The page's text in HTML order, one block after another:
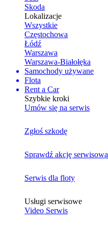
Skoda
Lokalizacje
Wszystkie
Częstochowa
Łódź
Warszawa
Warszawa-Białołęka
Samochody używane
Flota
Rent a Car
Szybkie kroki
Umów się na serwis
Zgłoś szkodę
Sprawdź akcję serwisową
Serwis dla floty
Usługi serwisowe
Video Serwis